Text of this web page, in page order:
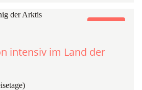
Expedition
intensiv im Land der